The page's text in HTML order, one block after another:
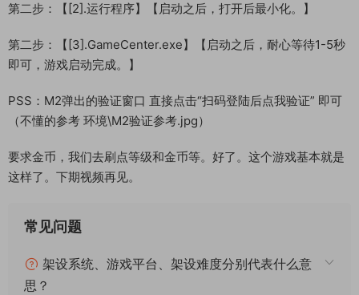
第二步：【[2].运行程序】【启动之后，打开后最小化。】
第二步：【[3].GameCenter.exe】【启动之后，耐心等待1-5秒
即可，游戏启动完成。】
PSS：M2弹出的验证窗口 直接点击“扫码登陆后点我验证” 即可
（不懂的参考 环境\M2验证参考.jpg）
要求金币，我们去刷点等级和金币等。好了。这个游戏基本就是
这样了。下期视频再见。
常见问题
架设系统、游戏平台、架设难度分别代表什么意
思？